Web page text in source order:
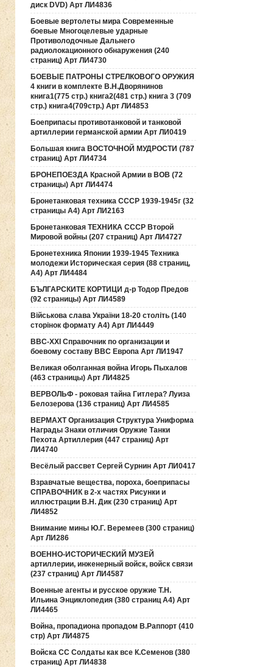
диск DVD) Арт ЛИ4836
Боевые вертолеты мира Современные
боевые Многоцелевые ударные
Противолодочные Дальнего
радиолокационного обнаружения (240
страниц) Арт ЛИ4730
БОЕВЫЕ ПАТРОНЫ СТРЕЛКОВОГО ОРУЖИЯ
4 книги в комплекте В.Н.Дворянинов
книга1(775 стр.) книга2(481 стр.) книга 3 (709
стр.) книга4(709стр.) Арт ЛИ4853
Боеприпасы противотанковой и танковой
артиллерии германской армии Арт ЛИ0419
Большая книга ВОСТОЧНОЙ МУДРОСТИ (787
страниц) Арт ЛИ4734
БРОНЕПОЕЗДА Красной Армии в ВОВ (72
страницы) Арт ЛИ4474
Бронетанковая техника СССР 1939-1945г (32
страницы А4) Арт ЛИ2163
Бронетанковая ТЕХНИКА СССР Второй
Мировой войны (207 страниц) Арт ЛИ4727
Бронетехника Японии 1939-1945 Техника
молодежи Историческая серия (88 страниц,
А4) Арт ЛИ4484
БЪЛГАРСКИТЕ КОРТИЦИ д-р Тодор Предов
(92 страницы) Арт ЛИ4589
Військова слава України 18-20 століть (140
сторінок формату А4) Арт ЛИ4449
ВВС-ХХI Справочник по организации и
боевому составу ВВС Европа Арт ЛИ1947
Великая оболганная война Игорь Пыхалов
(463 страницы) Арт ЛИ4825
ВЕРВОЛЬФ - роковая тайна Гитлера? Луиза
Белозерова (136 страниц) Арт ЛИ4585
ВЕРМАХТ Организация Структура Униформа
Награды Знаки отличия Оружие Танки
Пехота Артиллерия (447 страниц) Арт
ЛИ4740
Весёлый рассвет Сергей Сурнин Арт ЛИ0417
Взравчатые вещества, пороха, боеприпасы
СПРАВОЧНИК в 2-х частях Рисунки и
иллюстрации В.Н. Дик (230 страниц) Арт
ЛИ4852
Внимание мины Ю.Г. Веремеев (300 страниц)
Арт ЛИ286
ВОЕННО-ИСТОРИЧЕСКИЙ МУЗЕЙ
артиллерии, инженерный войск, войск связи
(237 страниц) Арт ЛИ4587
Военные агенты и русское оружие Т.Н.
Ильина Энциклопедия (380 страниц А4) Арт
ЛИ4465
Война, пропадиона пропадом В.Раппорт (410
стр) Арт ЛИ4875
Войска СС Солдаты как все К.Семенов (380
страниц) Арт ЛИ4838